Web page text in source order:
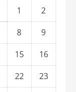
1
2
8
9
15
16
22
23